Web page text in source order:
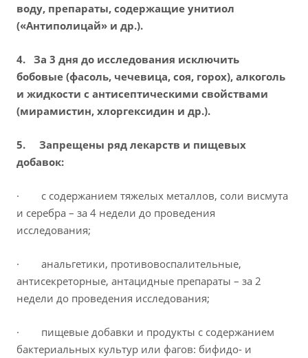
воду, препараты, содержащие унитиол
(«Антиполицай» и др.).
4. За 3 дня до исследования исключить
бобовые (фасоль, чечевица, соя, горох), алкоголь
и жидкости с антисептическими свойствами
(мирамистин, хлоргексидин и др.).
5. Запрещены ряд лекарств и пищевых
добавок:
· с содержанием тяжелых металлов, соли висмута
и серебра – за 4 недели до проведения
исследования;
· анальгетики, противовоспалительные,
антисекреторные, антацидные препараты – за 2
недели до проведения исследования;
· пищевые добавки и продукты с содержанием
бактериальных культур или фагов: бифидо- и